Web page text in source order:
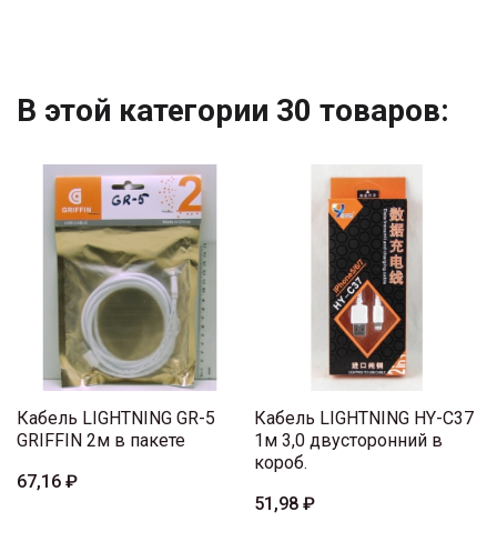
В этой категории 30 товаров:
Кабель LIGHTNING GR-5
GRIFFIN 2м в пакете
67,16 ₽
Кабель LIGHTNING HY-C37
1м 3,0 двусторонний в
короб.
51,98 ₽